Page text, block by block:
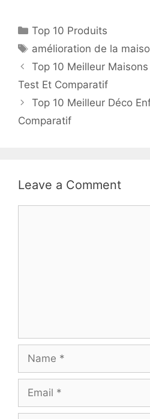
Top 10 Produits
amélioration de la
Top 10 Meilleur
Test Et Comparatif
Top 10 Meilleur Déco
Comparatif
Leave a Comment